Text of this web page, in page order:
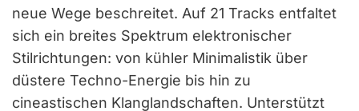
neue Wege beschreitet. Auf 21 Tracks entfaltet
sich ein breites Spektrum elektronischer
Stilrichtungen: von kühler Minimalistik über
düstere Techno-Energie bis hin zu
cineastischen Klanglandschaften. Unterstützt